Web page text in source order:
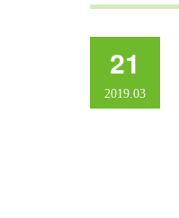
21
2019.03